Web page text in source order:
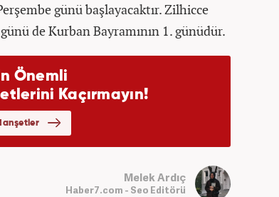
günü başlayacaktır. Zilhicce
de Kurban Bayramının 1. günüdür.
Melek Ardıç
Haber7.com - Seo Editörü